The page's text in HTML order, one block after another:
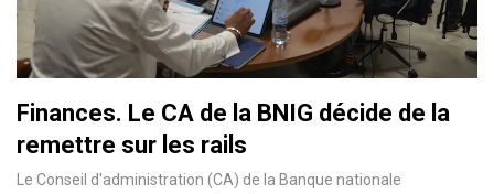
Finances. Le CA de la BNIG décide de la
remettre sur les rails
Le Conseil d'administration (CA) de la Banque nationale